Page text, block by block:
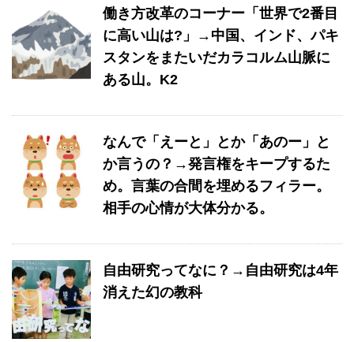
働き方改革のコーナー「世界で2番目
に高い山は?」→中国、インド、パキ
スタンをまたいだカラコルム山脈に
ある山。K2
なんで「えーと」とか「あのー」と
か言うの？→発言権をキープするた
め。言葉の合間を埋めるフィラー。
相手の心情が大体分かる。
自由研究ってなに？→自由研究は4年
消えた幻の教科